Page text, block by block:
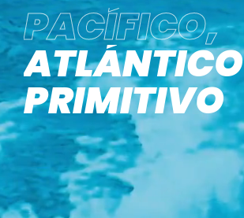
PACÍFICO,
ATLÁNTICO
PRIMITIVO